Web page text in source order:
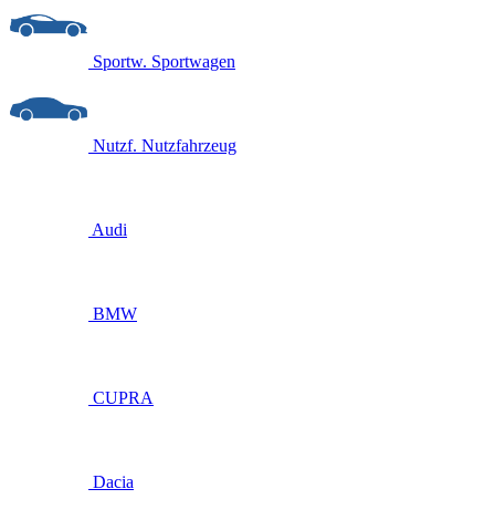
Sportw. Sportwagen
Nutzf. Nutzfahrzeug
Audi
BMW
CUPRA
Dacia